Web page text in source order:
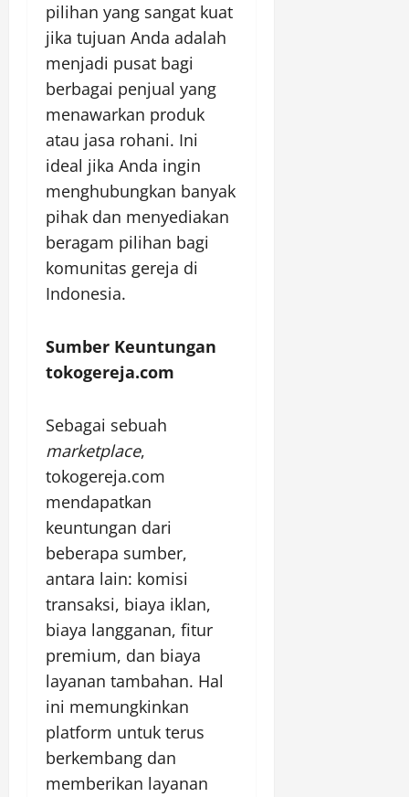
pilihan yang sangat kuat
jika tujuan Anda adalah
menjadi pusat bagi
berbagai penjual yang
menawarkan produk
atau jasa rohani. Ini
ideal jika Anda ingin
menghubungkan banyak
pihak dan menyediakan
beragam pilihan bagi
komunitas gereja di
Indonesia.
Sumber Keuntungan
tokogereja.com
Sebagai sebuah
marketplace,
tokogereja.com
mendapatkan
keuntungan dari
beberapa sumber,
antara lain: komisi
transaksi, biaya iklan,
biaya langganan, fitur
premium, dan biaya
layanan tambahan. Hal
ini memungkinkan
platform untuk terus
berkembang dan
memberikan layanan